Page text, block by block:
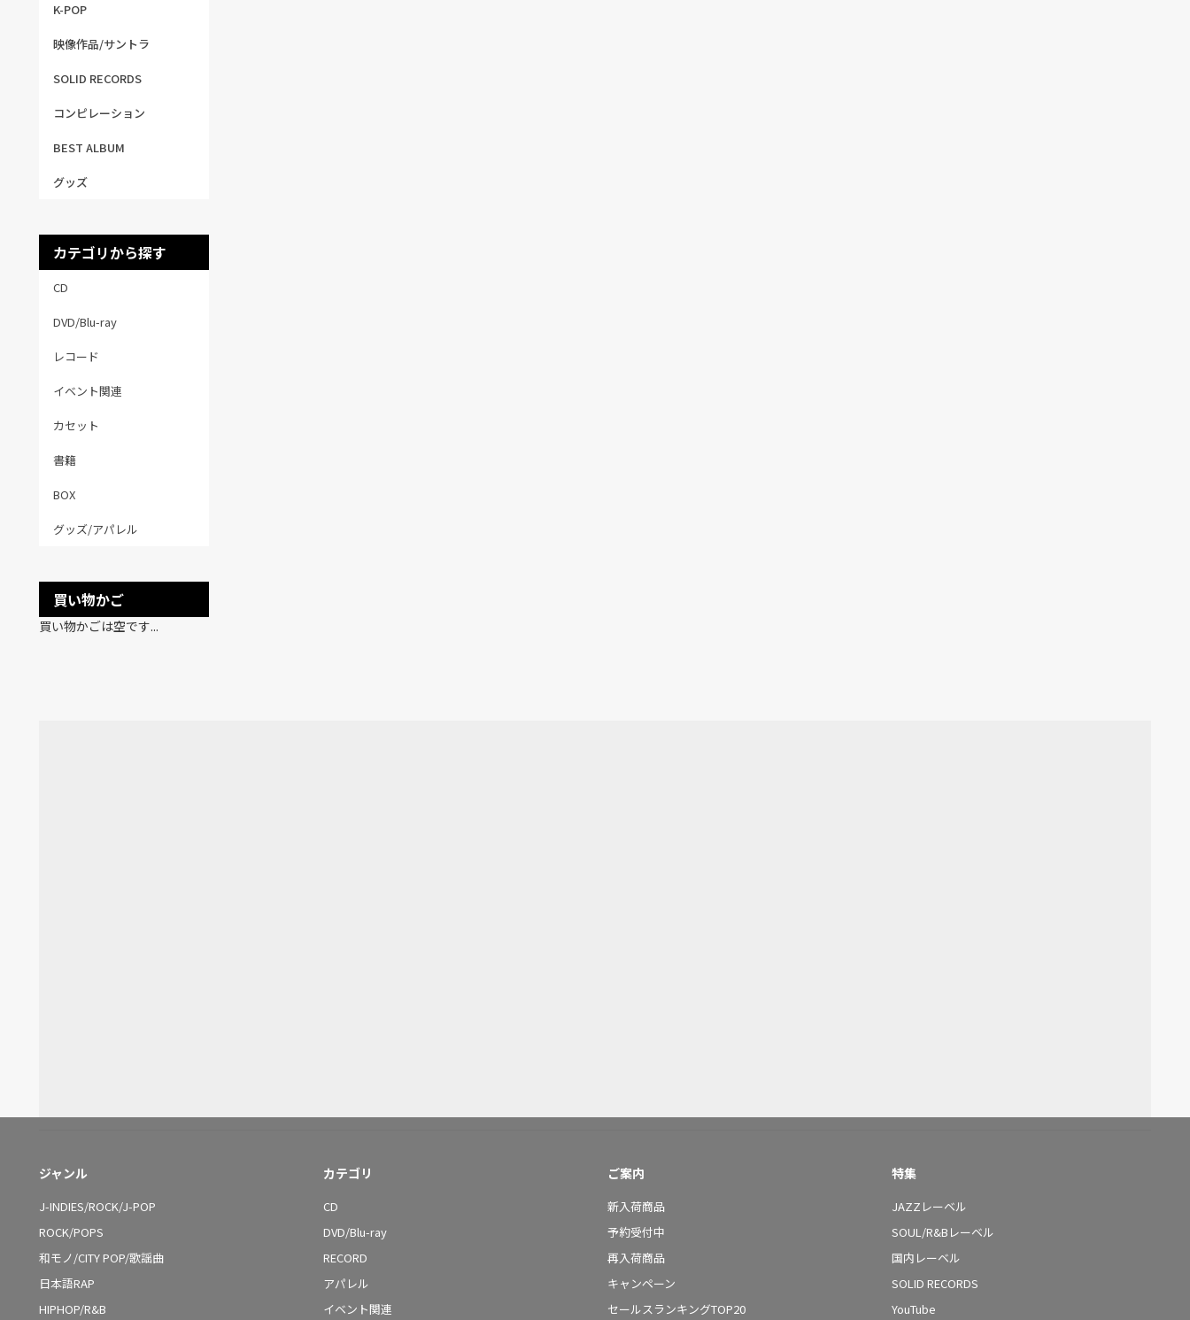
K-POP
映像作品/サントラ
SOLID RECORDS
コンピレーション
BEST ALBUM
グッズ
カテゴリから探す
CD
DVD/Blu-ray
レコード
イベント関連
カセット
書籍
BOX
グッズ/アパレル
買い物かご
買い物かごは空です...
ジャンル
J-INDIES/ROCK/J-POP
ROCK/POPS
和モノ/CITY POP/歌謡曲
日本語RAP
HIPHOP/R&B
カテゴリ
CD
DVD/Blu-ray
RECORD
アパレル
イベント関連
ご案内
新入荷商品
予約受付中
再入荷商品
キャンペーン
セールスランキングTOP20
特集
JAZZレーベル
SOUL/R&Bレーベル
国内レーベル
SOLID RECORDS
YouTube